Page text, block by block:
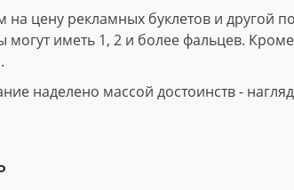
цену рекламных буклетов и другой
иметь 1, 2 и более фальцев.
наделено массой достоинств -